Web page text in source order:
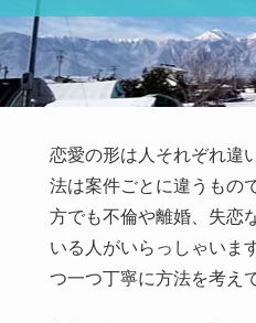
交際したい彼と奥様の別
復縁・別れさせ、遠距離
無料相談窓口
恋愛の形は人それぞれ違
法は案件ごとに違うもの
方でも不倫や離婚、失恋
いる人がいらっしゃいま
つ一つ丁寧に方法を考え